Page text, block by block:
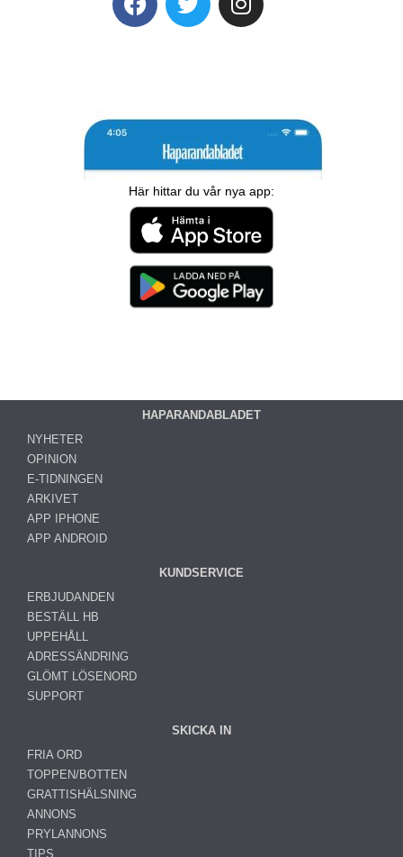
Här hittar du vår nya app:
HAPARANDABLADET
NYHETER
OPINION
E-TIDNINGEN
ARKIVET
APP IPHONE
APP ANDROID
KUNDSERVICE
ERBJUDANDEN
BESTÄLL HB
UPPEHÅLL
ADRESSÄNDRING
GLÖMT LÖSENORD
SUPPORT
SKICKA IN
FRIA ORD
TOPPEN/BOTTEN
GRATTISHÄLSNING
ANNONS
PRYLANNONS
TIPS